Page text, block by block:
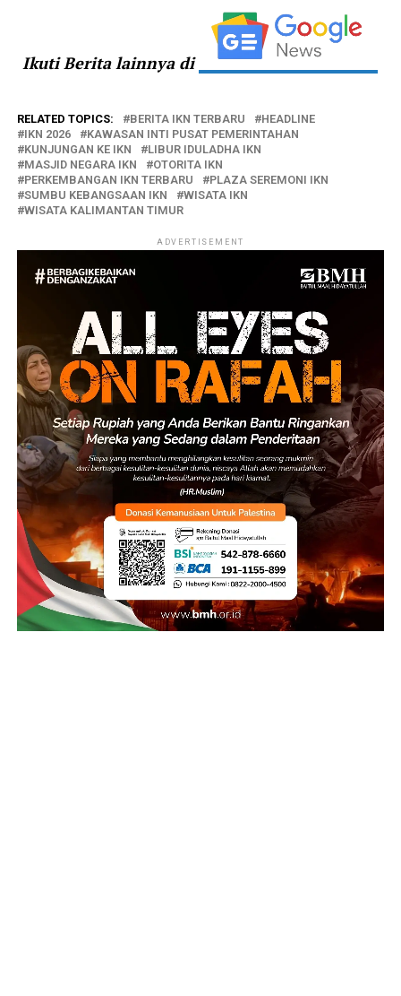
Ikuti Berita lainnya di
RELATED TOPICS: BERITA IKN TERBARU
HEADLINE
IKN 2026
KAWASAN INTI PUSAT PEMERINTAHAN
KUNJUNGAN KE IKN
LIBUR IDULADHA IKN
MASJID NEGARA IKN
OTORITA IKN
PERKEMBANGAN IKN TERBARU
PLAZA SEREMONI IKN
SUMBU KEBANGSAAN IKN
WISATA IKN
WISATA KALIMANTAN TIMUR
ADVERTISEMENT